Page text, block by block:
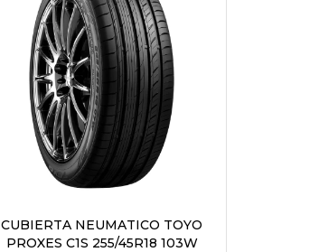
CUBIERTA NEUMATICO TOYO
PROXES C1S 255/45R18 103W